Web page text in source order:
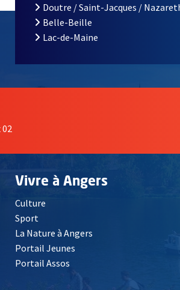
fenêtre
nouvelle fenêtre
Doutre / Saint-Jacques /
Belle-Beille
Lac-de-Maine
Vivre à Angers
Culture
Sport
La Nature à Angers
Portail Jeunes
Portail Assos